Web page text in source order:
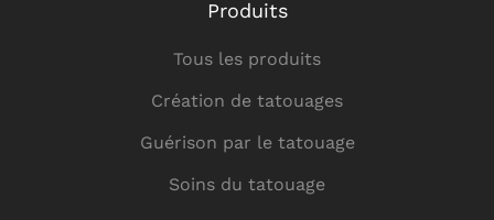
Produits
Tous les produits
Création de tatouages
Guérison par le tatouage
Soins du tatouage